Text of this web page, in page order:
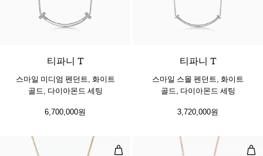
3 소재
티파니 T
스마일 미디엄 펜던트, 화이트
골드, 다이아몬드 세팅
6,700,000원
티파니 T
스마일 스몰 펜던트, 화이트
골드, 다이아몬드 세팅
3,720,000원
미니 더블 하트 태그 펜던트 더